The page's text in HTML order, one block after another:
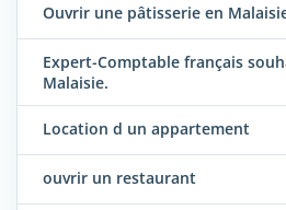
Ouvrir une pâtisserie en
Expert-Comptable français
Malaisie.
Location d un appartement
ouvrir un restaurant